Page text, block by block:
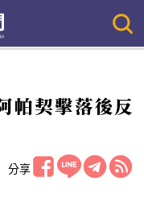
帕契擊落後反
分享